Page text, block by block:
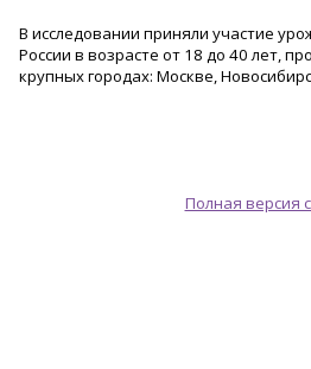
В исследовании приняли участие
России в возрасте от 18 до 40 лет,
крупных городах: Москве,
Полная версия